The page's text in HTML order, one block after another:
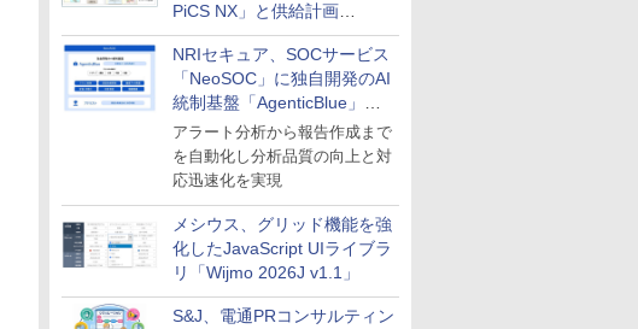
PiCS NX」と供給計画
「scSQUARE ISP」の連携サ
ービスを提供開始
NRIセキュア、SOCサービス
「NeoSOC」に独自開発のAI
統制基盤「AgenticBlue」を
導入
アラート分析から報告作成まで
を自動化し分析品質の向上と対
応迅速化を実現
メシウス、グリッド機能を強
化したJavaScript UIライブラ
リ「Wijmo 2026J v1.1」
S&J、電通PRコンサルティン